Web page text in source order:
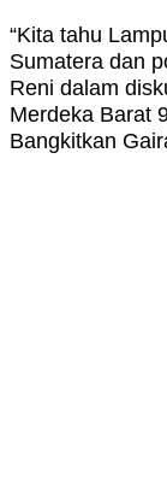
“Kita tahu
Sumatera dan
Reni dalam
Merdeka Barat
Bangkitkan